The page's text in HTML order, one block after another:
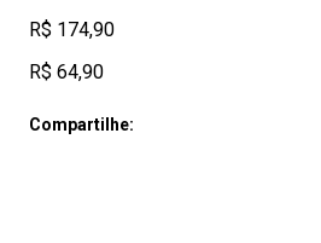
R$ 174,90
R$ 64,90
Compartilhe: